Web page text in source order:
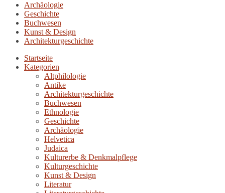
Archäologie
Geschichte
Buchwesen
Kunst & Design
Architekturgeschichte
Startseite
Kategorien
Altphilologie
Antike
Architekturgeschichte
Buchwesen
Ethnologie
Geschichte
Archäologie
Helvetica
Judaica
Kulturerbe & Denkmalpflege
Kulturgeschichte
Kunst & Design
Literatur